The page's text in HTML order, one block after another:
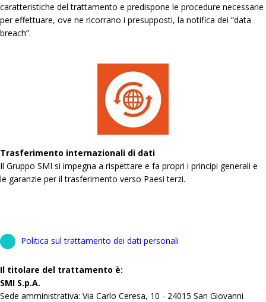
caratteristiche del trattamento e predispone le procedure necessarie
per effettuare, ove ne ricorrano i presupposti, la notifica dei “data
breach”.
Trasferimento internazionali di dati
Il Gruppo SMI si impegna a rispettare e fa propri i principi generali e
le garanzie per il trasferimento verso Paesi terzi.
Politica sul trattamento dei dati personali
Il titolare del trattamento è:
SMI S.p.A.
Sede amministrativa: Via Carlo Ceresa, 10 - 24015 San Giovanni